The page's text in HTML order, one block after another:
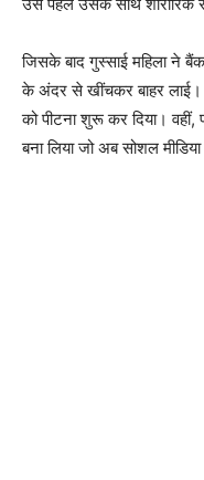
जिसके बाद गुस्साई महिला ने
के अंदर से खींचकर बाहर लाई।
को पीटना शुरू कर दिया। वहीं,
बना लिया जो अब सोशल